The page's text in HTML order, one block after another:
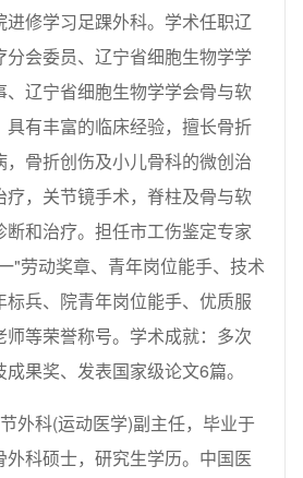
进修学习足踝外科。学术任职辽
分会委员、辽宁省细胞生物学学
、辽宁省细胞生物学学会骨与软
具有丰富的临床经验，擅长骨折
骨折创伤及小儿骨科的微创治
，关节镜手术，脊柱及骨与软
断和治疗。担任市工伤鉴定专家
"劳动奖章、青年岗位能手、技术
兵、院青年岗位能手、优质服
师等荣誉称号。学术成就：多次
果奖、发表国家级论文6篇。
外科(运动医学)副主任，毕业于
外科硕士，研究生学历。中国医